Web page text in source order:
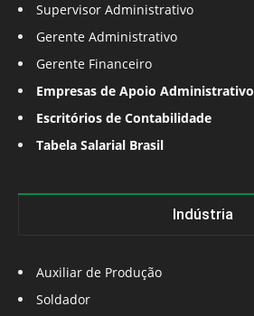
Supervisor Administrativo
Gerente Administrativo
Gerente Financeiro
Empresas de Apoio Administrativo
Escritórios de Contabilidade
Tabela Salarial Brasil
Indústria
Auxiliar de Produção
Soldador